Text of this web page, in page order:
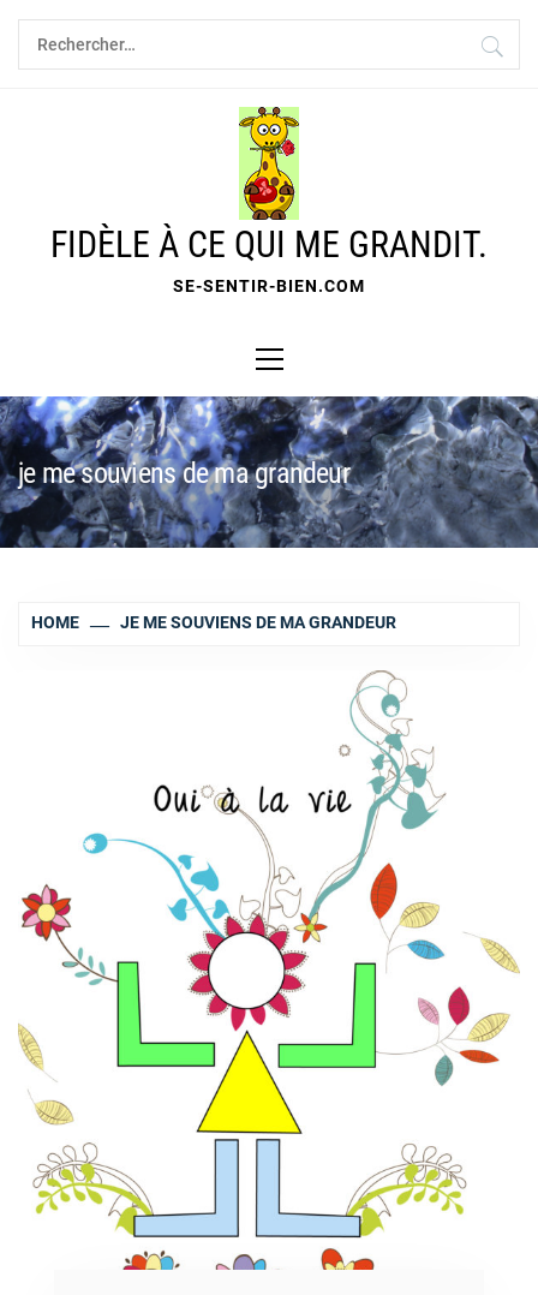
Skip
content
Rechercher :
FIDÈLE À CE QUI ME GRANDIT.
SE-SENTIR-BIEN.COM
Menu
je me souviens de ma grandeur
HOME JE ME SOUVIENS DE MA GRANDEUR